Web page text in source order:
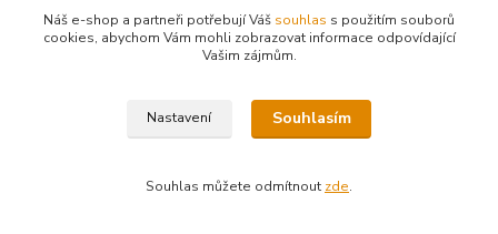
Tkaničky ploché - asex - 100 cm
99 Kč Skladem
Náš e-shop a partneři potřebují Váš souhlas s použitím souborů
cookies, abychom Vám mohli zobrazovat informace odpovídající
Vašim zájmům.
Nastavení Souhlasím
Souhlas můžete odmítnout zde.